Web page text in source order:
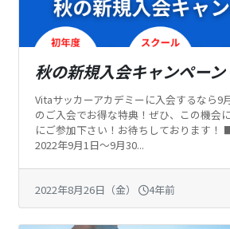
秋の新規入会キャンペーン
Vitaサッカーアカデミーに入会するなら9
のご入会でお得な特典！ぜひ、この機会
にご参加下さい！お待ちしております！
2022年9月1日～9月30...
2022年8月26日（金） 4年前